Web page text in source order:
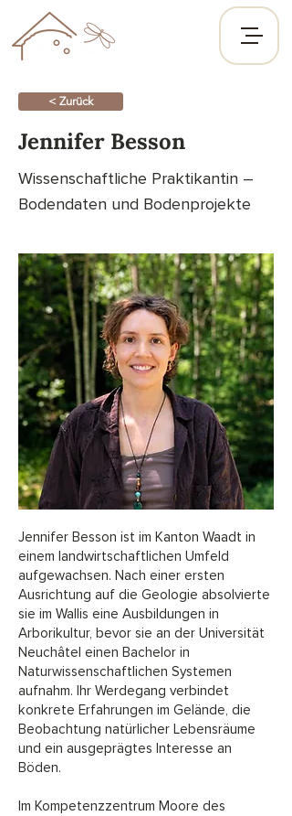
< Zurück
Jennifer Besson
Wissenschaftliche Praktikantin –
Bodendaten und Bodenprojekte
Jennifer Besson ist im Kanton Waadt in
einem landwirtschaftlichen Umfeld
aufgewachsen. Nach einer ersten
Ausrichtung auf die Geologie absolvierte
sie im Wallis eine Ausbildungen in
Arborikultur, bevor sie an der Universität
Neuchâtel einen Bachelor in
Naturwissenschaftlichen Systemen
aufnahm. Ihr Werdegang verbindet
konkrete Erfahrungen im Gelände, die
Beobachtung natürlicher Lebensräume
und ein ausgeprägtes Interesse an
Böden.
Im Kompetenzzentrum Moore des